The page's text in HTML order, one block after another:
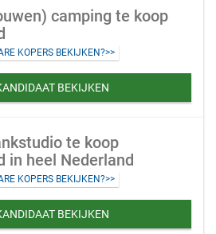
camping te koop
KOPERS BEKIJKEN?>>
BEKIJKEN
te koop
in heel Nederland
KOPERS BEKIJKEN?>>
BEKIJKEN